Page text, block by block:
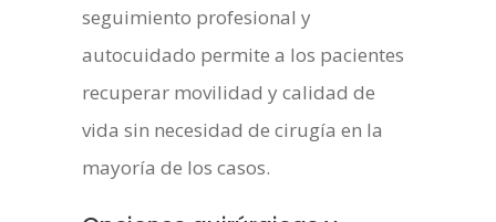
seguimiento profesional y
autocuidado permite a los pacientes
recuperar movilidad y calidad de
vida sin necesidad de cirugía en la
mayoría de los casos.